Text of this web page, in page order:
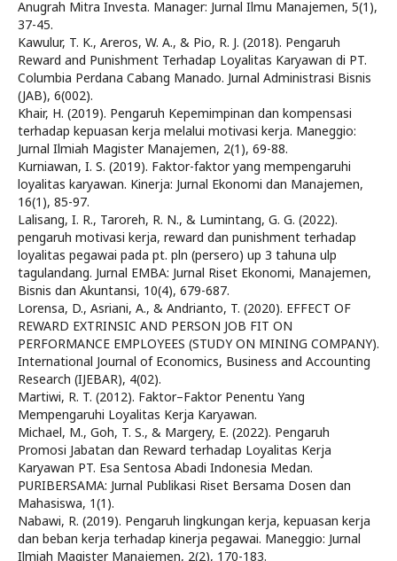
Anugrah Mitra Investa. Manager: Jurnal Ilmu Manajemen, 5(1),
37-45.
Kawulur, T. K., Areros, W. A., & Pio, R. J. (2018). Pengaruh
Reward and Punishment Terhadap Loyalitas Karyawan di PT.
Columbia Perdana Cabang Manado. Jurnal Administrasi Bisnis
(JAB), 6(002).
Khair, H. (2019). Pengaruh Kepemimpinan dan kompensasi
terhadap kepuasan kerja melalui motivasi kerja. Maneggio:
Jurnal Ilmiah Magister Manajemen, 2(1), 69-88.
Kurniawan, I. S. (2019). Faktor-faktor yang mempengaruhi
loyalitas karyawan. Kinerja: Jurnal Ekonomi dan Manajemen,
16(1), 85-97.
Lalisang, I. R., Taroreh, R. N., & Lumintang, G. G. (2022).
pengaruh motivasi kerja, reward dan punishment terhadap
loyalitas pegawai pada pt. pln (persero) up 3 tahuna ulp
tagulandang. Jurnal EMBA: Jurnal Riset Ekonomi, Manajemen,
Bisnis dan Akuntansi, 10(4), 679-687.
Lorensa, D., Asriani, A., & Andrianto, T. (2020). EFFECT OF
REWARD EXTRINSIC AND PERSON JOB FIT ON
PERFORMANCE EMPLOYEES (STUDY ON MINING COMPANY).
International Journal of Economics, Business and Accounting
Research (IJEBAR), 4(02).
Martiwi, R. T. (2012). Faktor–Faktor Penentu Yang
Mempengaruhi Loyalitas Kerja Karyawan.
Michael, M., Goh, T. S., & Margery, E. (2022). Pengaruh
Promosi Jabatan dan Reward terhadap Loyalitas Kerja
Karyawan PT. Esa Sentosa Abadi Indonesia Medan.
PURIBERSAMA: Jurnal Publikasi Riset Bersama Dosen dan
Mahasiswa, 1(1).
Nabawi, R. (2019). Pengaruh lingkungan kerja, kepuasan kerja
dan beban kerja terhadap kinerja pegawai. Maneggio: Jurnal
Ilmiah Magister Manajemen, 2(2), 170-183.